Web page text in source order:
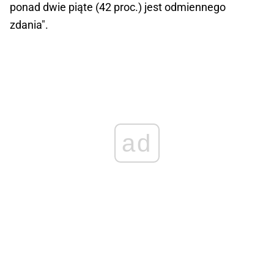
ponad dwie piąte (42 proc.) jest odmiennego
zdania".
ad